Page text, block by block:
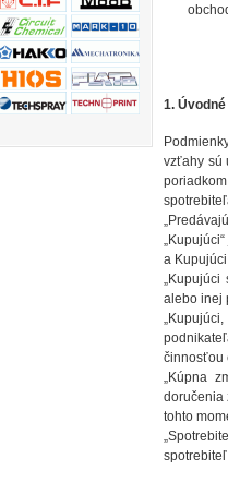
1.
vzťahy sú
a
alebo inej
činnosťou
„Kúpna
doručenia
tohto